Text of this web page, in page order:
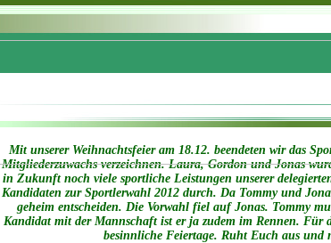
Mit unserer Weihnachtsfeier am 18.12. beendeten wir das
Mitgliederzuwachs verzeichnen. Laura, Gordon und Jonas
in Zukunft noch viele sportliche Leistungen unserer
Kandidaten zur Sportlerwahl 2012 durch. Da Tommy und
geheim entscheiden. Die Vorwahl fiel auf Jonas. Tommy
Kandidat mit der Mannschaft ist er ja zudem im Rennen. Für
besinnliche Feiertage. Ruht Euch aus und